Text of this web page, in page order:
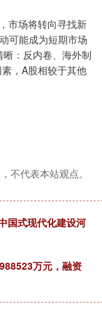
市场将转向寻找新
可能成为短期市场
：反内卷、海外制
，A股相较于其他
不代表本站观点。
国式现代化建设河
万元，融资